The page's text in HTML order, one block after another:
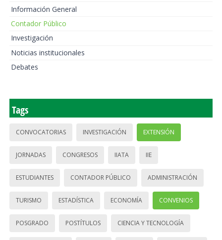
Información General
Contador Público
Investigación
Noticias institucionales
Debates
Tags
CONVOCATORIAS INVESTIGACIÓN EXTENSIÓN
JORNADAS CONGRESOS IIATA IIE
ESTUDIANTES CONTADOR PÚBLICO ADMINISTRACIÓN
TURISMO ESTADÍSTICA ECONOMÍA CONVENIOS
POSGRADO POSTÍTULOS CIENCIA Y TECNOLOGÍA